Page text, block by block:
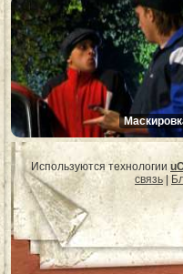
Используются технологии
связь